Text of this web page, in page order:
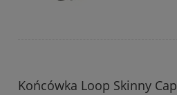
Końcówka Loop Skinny Cap